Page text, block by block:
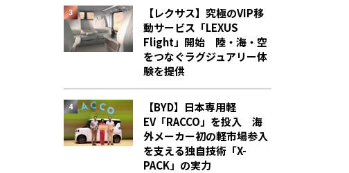
【レクサス】究極のVIP移
動サービス「LEXUS
Flight」開始 陸・海・空
をつなぐラグジュアリー体
験を提供
【BYD】日本専用軽
EV「RACCO」を投入 海
外メーカー初の軽市場参入
を支える独自技術「X-
PACK」の実力